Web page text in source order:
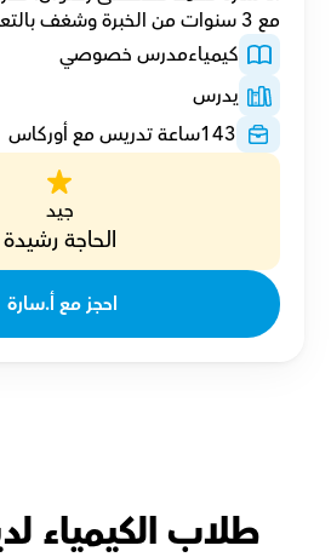
مع 3 سنوات من الخبرة وشغف بالتعلم.
كيمياءمدرس خصوصي
يدرس
143ساعة تدريس مع أوركاس
جيد
الحاجة رشيدة
احجز مع أ.سارة